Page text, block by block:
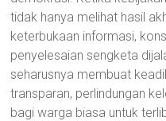
tidak hanya melihat hasil
keterbukaan informasi,
penyelesaian sengketa
seharusnya membuat
transparan, perlindungan
bagi warga biasa untuk